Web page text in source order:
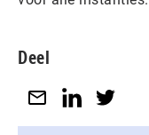
Deel